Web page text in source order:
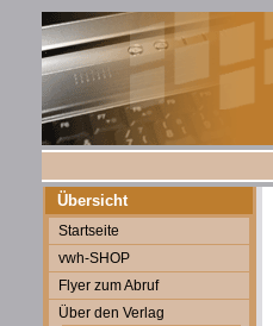
Übersicht
Startseite
vwh-SHOP
Flyer zum Abruf
Über den Verlag